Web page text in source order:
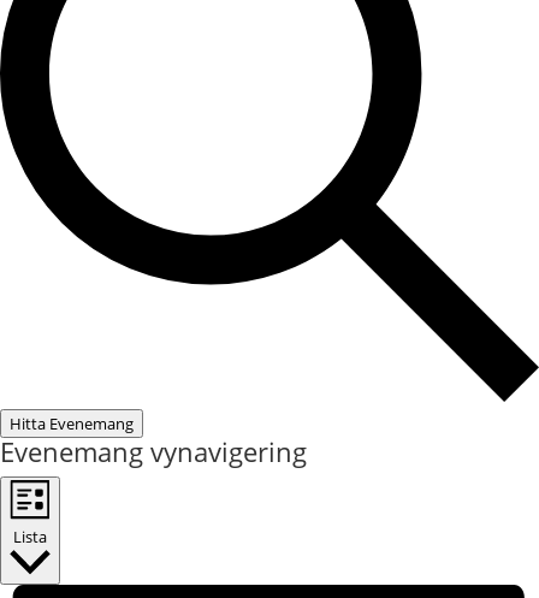
Hitta Evenemang
Evenemang vynavigering
Lista